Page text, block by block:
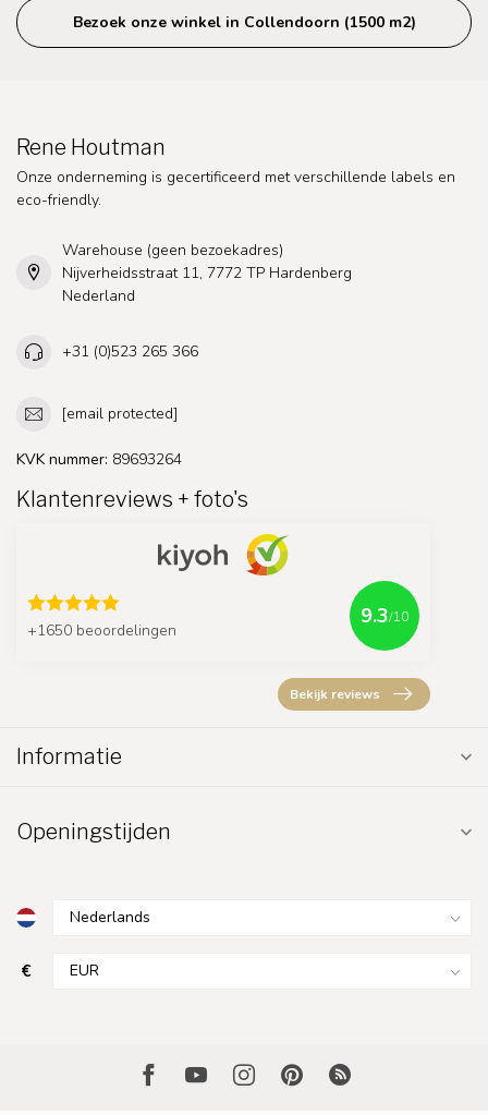
Bezoek onze winkel in Collendoorn (1500 m2)
Rene Houtman
Onze onderneming is gecertificeerd met verschillende labels en
eco-friendly.
Warehouse (geen bezoekadres)
Nijverheidsstraat 11, 7772 TP Hardenberg
Nederland
+31 (0)523 265 366
[email protected]
KVK nummer: 89693264
Klantenreviews + foto's
+1650 beoordelingen
9.3/10
Bekijk reviews
Informatie
Openingstijden
€